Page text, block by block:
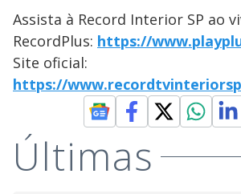
Assista à Record Interior SP ao
RecordPlus: https://
Site oficial:
https://
Últimas